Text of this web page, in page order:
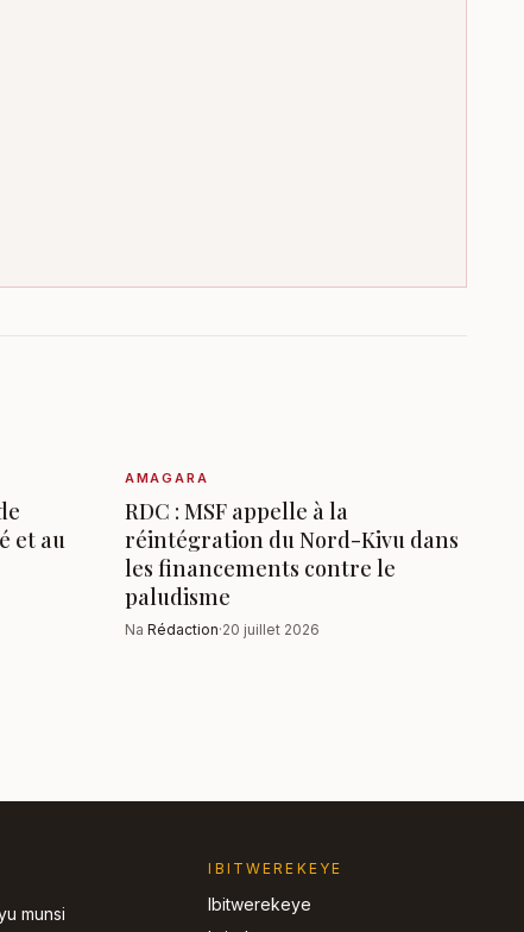
et au
AMAGARA
RDC : MSF appelle à la
réintégration du Nord-Kivu dans
les financements contre le
paludisme
Na Rédaction·20 juillet 2026
munsi
IBITWEREKEYE
Ibitwerekeye